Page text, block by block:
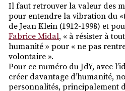
Il faut retrouver la valeur des
pour entendre la vibration du
de Jean Klein (1912-1998) et
Fabrice Midal, « à résister à
humanité » pour « ne pas
volontaire ».
Pour ce numéro du JdY, avec
créer davantage d’humanité,
personnalités, principalement